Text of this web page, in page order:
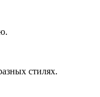
стилях.